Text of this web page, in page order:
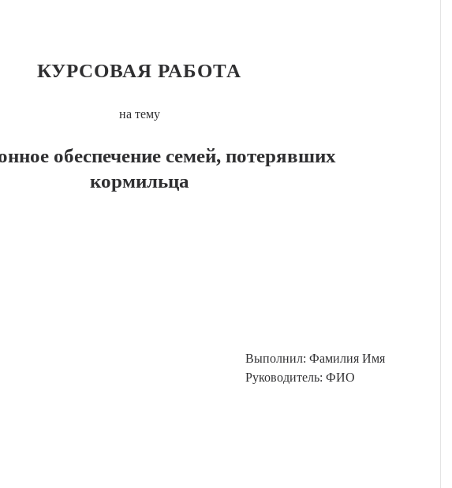
КУРСОВАЯ РАБОТА
на тему
обеспечение семей, потерявших
кормильца
Выполнил: Фамилия Имя
Руководитель: ФИО